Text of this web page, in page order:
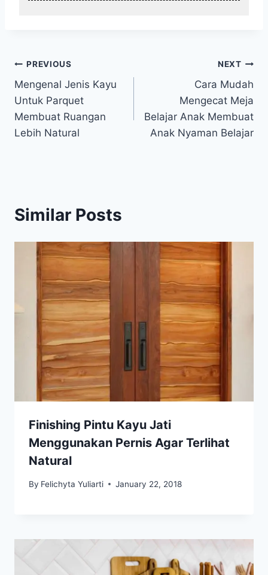
Post
navigation
PREVIOUS
Mengenal Jenis Kayu
Untuk Parquet
Membuat Ruangan
Lebih Natural
NEXT
Cara Mudah
Mengecat Meja
Belajar Anak Membuat
Anak Nyaman Belajar
Similar Posts
Finishing Pintu Kayu Jati
Menggunakan Pernis Agar Terlihat
Natural
By Felichyta Yuliarti January 22, 2018